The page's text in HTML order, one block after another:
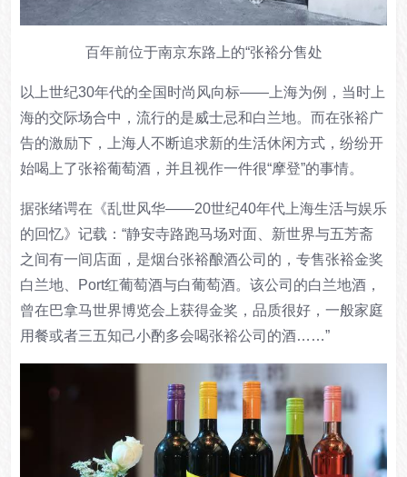
百年前位于南京东路上的“张裕分售处
以上世纪30年代的全国时尚风向标——上海为例，当时上
海的交际场合中，流行的是威士忌和白兰地。而在张裕广
告的激励下，上海人不断追求新的生活休闲方式， 纷纷开
始喝上了张裕葡萄酒，并且视作一件很“摩登”的事情。
据张绪谔在《乱世风华——20世纪40年代上海生活与娱乐
的回忆》记载：“静安寺路跑马场对面、新世界与五芳斋
之间有一间店面，是烟台张裕酿酒公司的，专售张裕金奖
白兰地、Port红葡萄酒与白葡萄酒。 该公司的白兰地酒，
曾在巴拿马世界博览会上获得金奖，品质很好， 一般家庭
用餐或者三五知己小酌多会喝张裕公司的酒……”